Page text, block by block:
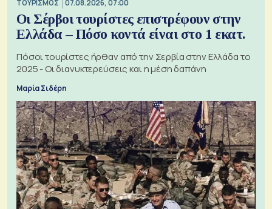
ΤΟΥΡΙΣΜΟΣ 07.08.2026, 07:00
Οι Σέρβοι τουρίστες επιστρέφουν στην
Ελλάδα – Πόσο κοντά είναι στο 1 εκατ.
Πόσοι τουρίστες ήρθαν από την Σερβία στην Ελλάδα το
2025 - Οι διανυκτερεύσεις και η μέση δαπάνη
Μαρία Σιδέρη